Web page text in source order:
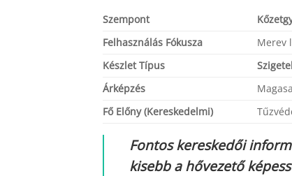
Szempont
Felhasználás Fókusza
Merev
Készlet Típus
Árképzés
Fő Előny (Kereskedelmi)
Fontos kereskedői
kisebb a hővezető